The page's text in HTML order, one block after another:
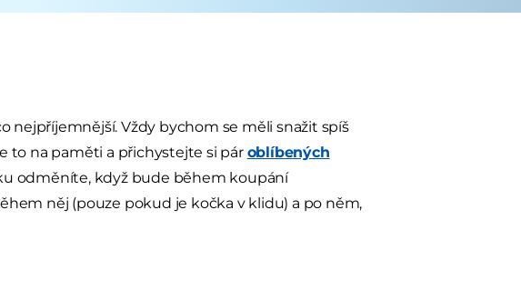
nejpříjemnější. Vždy bychom se měli snažit spíš
to na paměti a přichystejte si pár oblíbených
odměníte, když bude během koupání
něj (pouze pokud je kočka v klidu) a po něm,